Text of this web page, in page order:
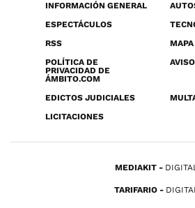
INFORMACIÓN GENERAL
ESPECTÁCULOS
RSS
POLÍTICA DE
PRIVACIDAD DE
ÁMBITO.COM
EDICTOS JUDICIALES
LICITACIONES
MEDIAKIT
TARIFARIO